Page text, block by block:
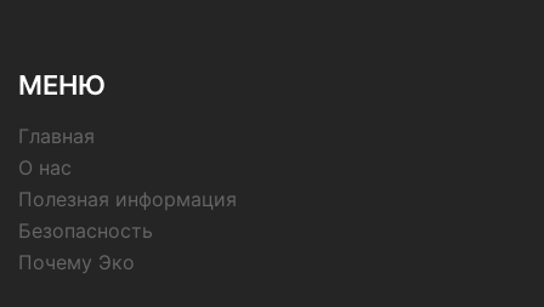
МЕНЮ
Главная
О нас
Полезная информация
Безопасность
Почему Эко